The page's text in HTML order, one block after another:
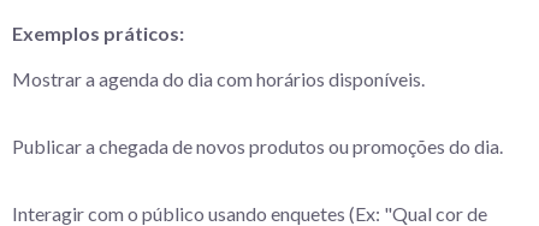
Exemplos práticos:
Mostrar a agenda do dia com horários disponíveis.
Publicar a chegada de novos produtos ou promoções do dia.
Interagir com o público usando enquetes (Ex: "Qual cor de